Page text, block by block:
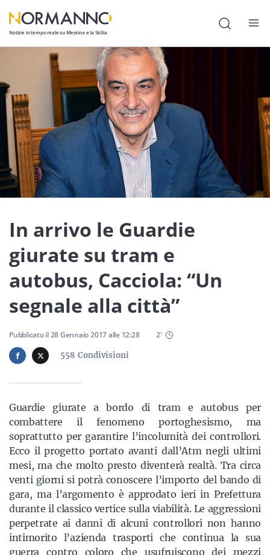
Notizie in tempo reale su Messina e la Sicilia
Attualità
Cronaca
Politica
Cultura
Lavoro
Società
Economia
Sport
Sicilia
Servizi
Resta sempre aggiornato con le ultime news, iscriviti alla
nostra newsletter
Iscriviti
In arrivo le Guardie
giurate su tram e
autobus, Cacciola: “Un
segnale alla città”
558 Condivisioni
Pubblicato il28 Gennaio 2017alle 12:28 2'
Guardie giurate a bordo di tram e autobus per
combattere il fenomeno portoghesismo, ma
soprattutto per garantire l’incolumità dei controllori.
Ecco il progetto portato avanti dall’Atm negli ultimi
mesi, ma che molto presto diventerà realtà. Tra circa
venti giorni si potrà conoscere l’importo del bando di
gara, ma l’argomento è approdato ieri in Prefettura
durante il classico vertice sulla viabilità. Le aggressioni
perpetrate ai danni di alcuni controllori non hanno
intimorito l’azienda trasporti che continua la sua
guerra contro coloro che usufruiscono dei mezzi